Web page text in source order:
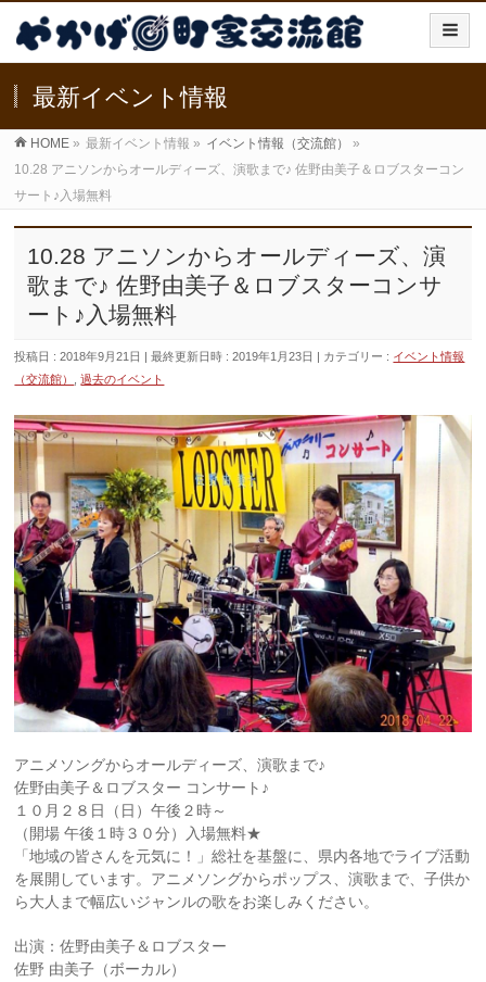
最新イベント情報
HOME » 最新イベント情報 » イベント情報（交流館）
»
10.28 アニソンからオールディーズ、演歌まで♪ 佐野由美子＆ロブスターコン
サート♪入場無料
10.28 アニソンからオールディーズ、演
歌まで♪ 佐野由美子＆ロブスターコンサ
ート♪入場無料
投稿日 : 2018年9月21日 最終更新日時 : 2019年1月23日 カテゴリー : イベント情報
（交流館）
,過去のイベント
アニメソングからオールディーズ、演歌まで♪
佐野由美子＆ロブスター コンサート♪
１０月２８日（日）午後２時～
（開場 午後１時３０分）入場無料★
「地域の皆さんを元気に！」総社を基盤に、県内各地でライブ活動
を展開しています。アニメソングからポップス、演歌まで、子供か
ら大人まで幅広いジャンルの歌をお楽しみください。
出演：佐野由美子＆ロブスター
佐野 由美子（ボーカル）